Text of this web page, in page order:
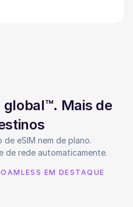
global™. Mais de
de eSIM nem de plano.
de rede automaticamente.
EM DESTAQUE